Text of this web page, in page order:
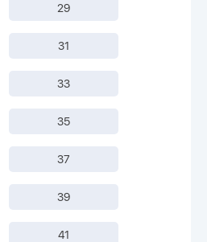
29
31
33
35
37
39
41